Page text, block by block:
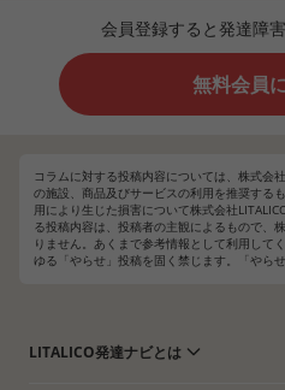
会員登録すると発達障
無料会員
コラムに対する投稿内容については、株式会
の施設、商品及びサービスの利用を推奨する
用により生じた損害について株式会社
る投稿内容は、投稿者の主観によるもので、
りません。あくまで参考情報として利用して
ゆる「やらせ」投稿を固く禁じます。「やら
LITALICO発達ナビとは